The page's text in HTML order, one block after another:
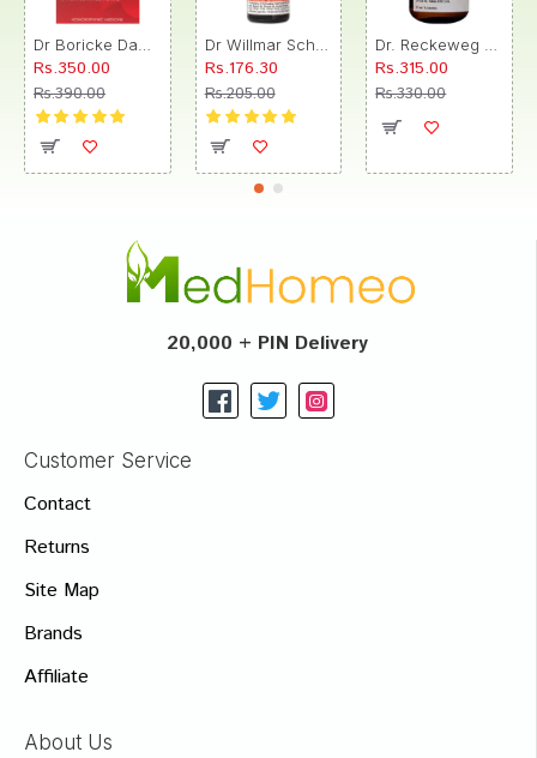
Rs.350.00
Rs.390.00
Rs.176.30
Rs.205.00
Rs.315.00
Rs.330.00
20,000 + PIN Delivery
Customer Service
Contact
Returns
Site Map
Brands
Affiliate
About Us